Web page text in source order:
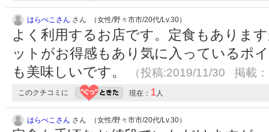
はらぺこさん さん （女性/野々市市/20代/Lv.30）
よく利用するお店です。定食もありま
ットがお得感もあり気に入っているポ
も美味しいです。
（投稿:2019/11/30 掲載
このクチコミに 現在： 1人
はらぺこさん さん （女性/野々市市/20代/Lv.30）